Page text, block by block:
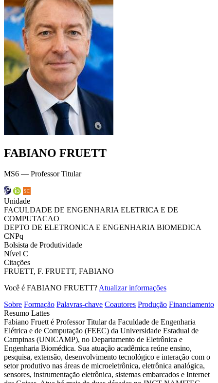
FABIANO FRUETT
MS6 — Professor Titular
Unidade
FACULDADE DE ENGENHARIA ELETRICA E DE
COMPUTACAO
DEPTO DE ELETRONICA E ENGENHARIA BIOMEDICA
CNPq
Bolsista de Produtividade
Nível C
Citações
FRUETT, F. FRUETT, FABIANO
Você é FABIANO FRUETT? Atualizar informações
Sobre Formação Palavras-chave Coautores Produção Financiamento
Resumo Lattes
Fabiano Fruett é Professor Titular da Faculdade de Engenharia
Elétrica e de Computação (FEEC) da Universidade Estadual de
Campinas (UNICAMP), no Departamento de Eletrônica e
Engenharia Biomédica. Sua atuação acadêmica reúne ensino,
pesquisa, extensão, desenvolvimento tecnológico e interação com o
setor produtivo nas áreas de microeletrônica, eletrônica analógica,
sensores, instrumentação eletrônica, sistemas embarcados e Internet